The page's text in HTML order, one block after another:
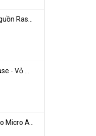
Adapter Nguồn Raspberry 5V 2.5A - USB Micro Có Công Tắc
Arduino Pro Micro ATmega32U4 USB Mini